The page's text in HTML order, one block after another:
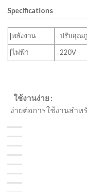
Specifications
|พลังงาน
ปรับอุณ
|ไฟฟ้า 220V
ใช้งานง่าย :
ง่ายต่อการใช้งานสำ